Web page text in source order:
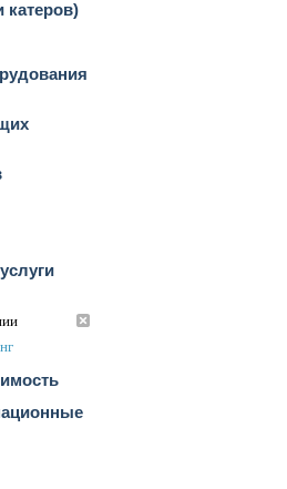
катеров)